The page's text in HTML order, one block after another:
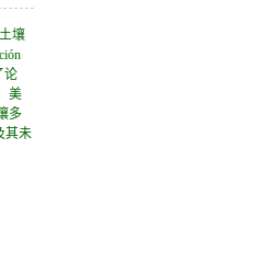
壤
论
美
多
其未